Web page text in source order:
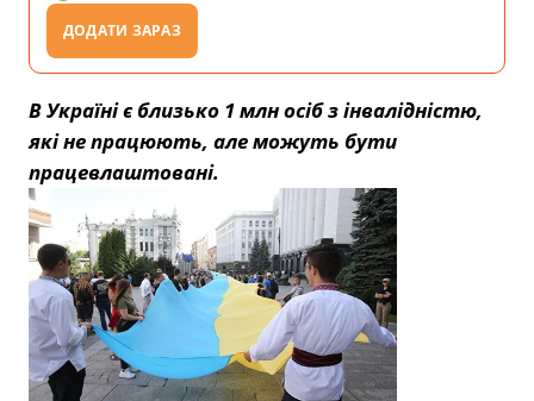
ДОДАТИ ЗАРАЗ
В Україні є близько 1 млн осіб з інвалідністю,
які не працюють, але можуть бути
працевлаштовані.